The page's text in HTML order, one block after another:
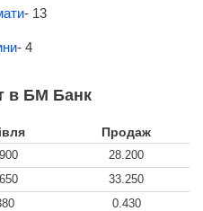
- 13
- 4
в БМ Банк
Продаж
28.200
33.250
0.430